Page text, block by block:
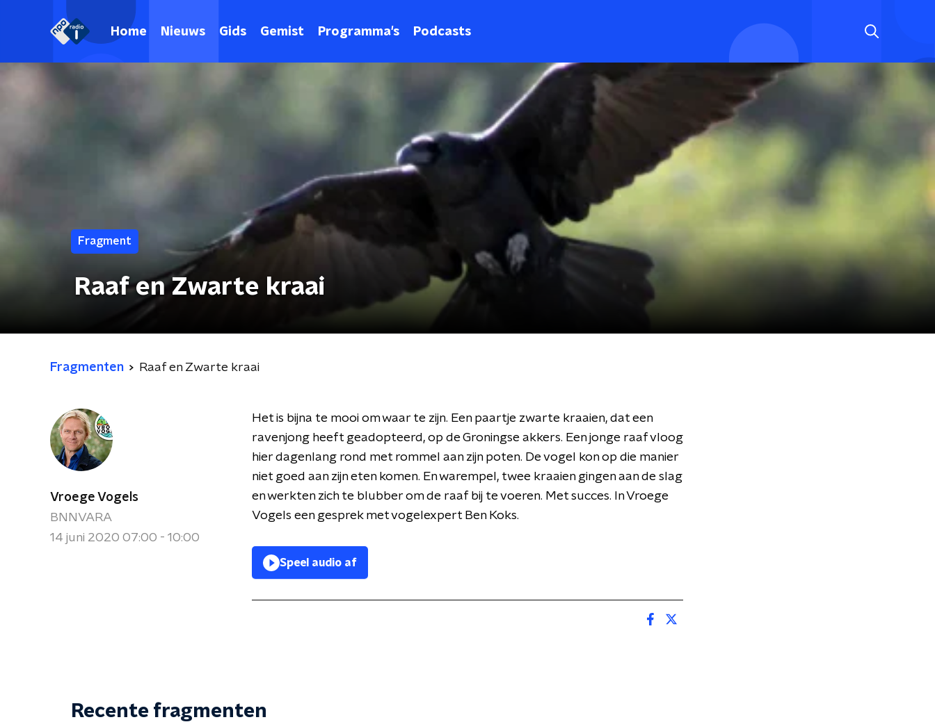
Home Nieuws Gids Gemist Programma's Podcasts
Fragment
Raaf en Zwarte kraai
Fragmenten Raaf en Zwarte kraai
Vroege Vogels
BNNVARA
14 juni 2020 07:00 - 10:00
Het is bijna te mooi om waar te zijn. Een paartje zwarte kraaien, dat een
ravenjong heeft geadopteerd, op de Groningse akkers. Een jonge raaf vloog
hier dagenlang rond met rommel aan zijn poten. De vogel kon op die manier
niet goed aan zijn eten komen. En warempel, twee kraaien gingen aan de slag
en werkten zich te blubber om de raaf bij te voeren. Met succes. In Vroege
Vogels een gesprek met vogelexpert Ben Koks.
Speel audio af
Recente fragmenten